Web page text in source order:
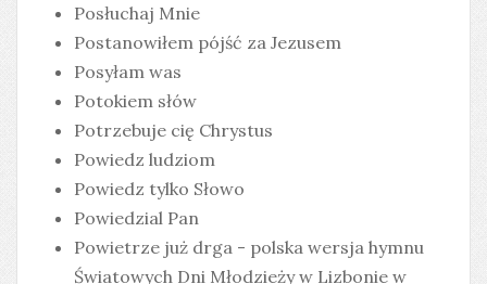
Posłuchaj Mnie
Postanowiłem pójść za Jezusem
Posyłam was
Potokiem słów
Potrzebuje cię Chrystus
Powiedz ludziom
Powiedz tylko Słowo
Powiedzial Pan
Powietrze już drga - polska wersja hymnu
Światowych Dni Młodzieży w Lizbonie w